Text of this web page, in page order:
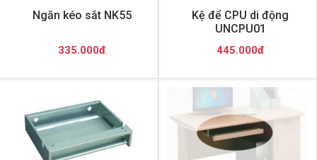
Ngăn kéo sắt NK55
335.000đ
Kệ để CPU di động
UNCPU01
445.000đ